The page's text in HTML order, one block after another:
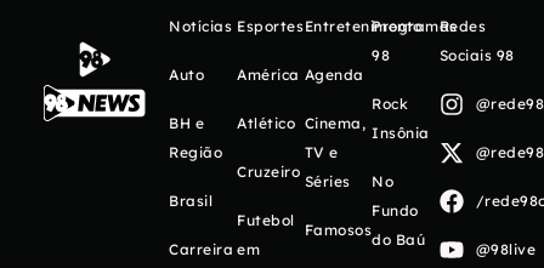
Notícias
Auto
BH e
Região
Brasil
Carreira
Esportes
América
Atlético
Cruzeiro
Futebol
em
Entretenimento
Agenda
Cinema,
TV e
Séries
Famosos
Programas
98
Rock
Insônia
No
Fundo
do Baú
Redes
Sociais 98
/
@98live